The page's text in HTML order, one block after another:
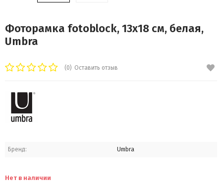
Фоторамка fotoblock, 13х18 см, белая,
Umbra
(0) Оставить отзыв
Бренд: Umbra
Нет в наличии